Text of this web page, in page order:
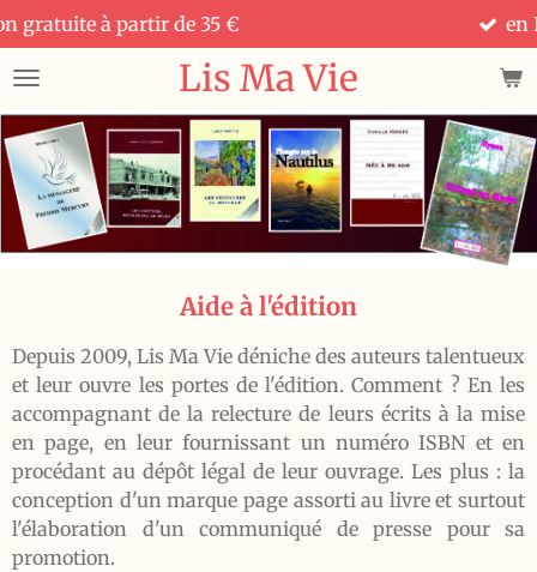
Passer
au
contenu
principal
Lis Ma Vie
35 € en France
Aide à l'édition
Depuis 2009, Lis Ma Vie déniche des auteurs talentueux
et leur ouvre les portes de l'édition. Comment ? En les
accompagnant de la relecture de leurs écrits à la mise
en page, en leur fournissant un numéro ISBN et en
procédant au dépôt légal de leur ouvrage. Les plus : la
conception d'un marque page assorti au livre et surtout
l'élaboration d'un communiqué de presse pour sa
promotion.